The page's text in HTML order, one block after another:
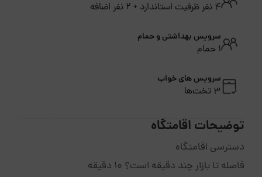
4 نفر ظرفیت استاندارد + 2 نفر اضافه
سرویس بهداشتی و حمام
1 حمام
سرویس های خواب
3 تخت‌ها
توضیحات اقامتگاه
دسترسی اقامتگاه
فاصله تا بازار چند دقیقه است؟ 10 دقیقه